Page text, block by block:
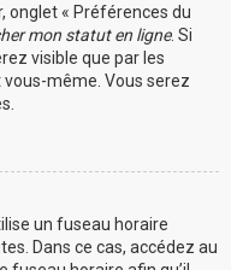
onglet « Préférences du
mon statut en ligne. Si
visible que par les
même. Vous serez
un fuseau horaire
Dans ce cas, accédez au